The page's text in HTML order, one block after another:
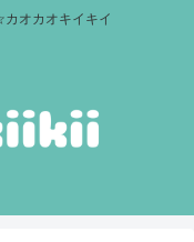
オカオキイキイ